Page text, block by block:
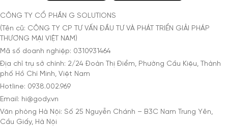
CÔNG TY CỔ PHẦN G SOLUTIONS
(Tên cũ: CÔNG TY CP TƯ VẤN ĐẦU TƯ VÀ PHÁT TRIỂN GIẢI PHÁP
THƯƠNG MẠI VIỆT NAM)
Mã số doanh nghiệp: 0310931464
Địa chỉ trụ sở chính: 2/24 Đoàn Thị Điểm, Phường Cầu Kiệu, Thành
phố Hồ Chí Minh, Việt Nam
Hotline: 0938.002.969
Email: hi@gody.vn
Văn phòng Hà Nội: Số 25 Nguyễn Chánh – B3C Nam Trung Yên,
Cầu Giấy, Hà Nội